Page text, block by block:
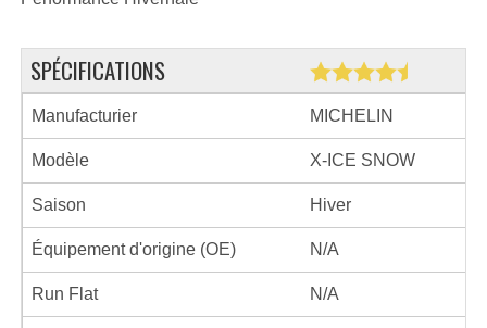
SPÉCIFICATIONS
Manufacturier MICHELIN
Modèle X-ICE SNOW
Saison Hiver
Équipement d'origine (OE) N/A
Run Flat N/A